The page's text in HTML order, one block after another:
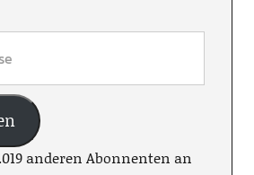
anderen Abonnenten an